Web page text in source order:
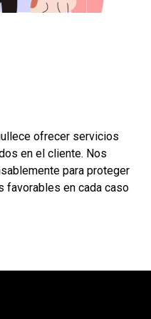
ofrecer servicios
en el cliente. Nos
para proteger
favorables en cada caso